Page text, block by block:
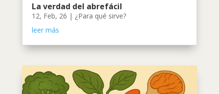
La verdad del abrefácil
12, Feb, 26 | ¿Para qué sirve?
leer más